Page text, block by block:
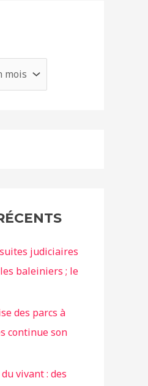
judiciaires
baleiniers ; le
des parcs à
continue son
vivant : des